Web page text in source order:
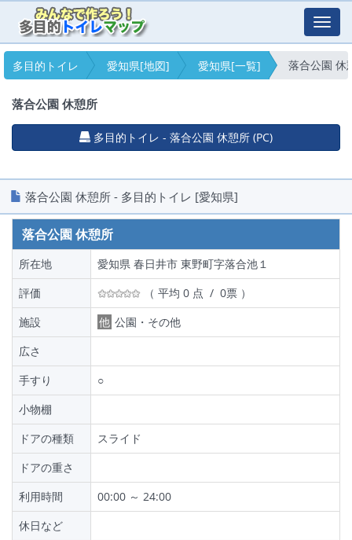
多目的トイレ
愛知県[地図] 愛知県[一覧] 落合公園 休
落合公園 休憩所
多目的トイレ - 落合公園 休憩所 (PC)
落合公園 休憩所 - 多目的トイレ [愛知県]
落合公園 休憩所
所在地
愛知県 春日井市 東野町字落合池１
評価
（ 平均 0 点 / 0票 ）
施設
他 公園・その他
広さ
手すり
○
小物棚
ドアの種類
スライド
ドアの重さ
利用時間
00:00 ～ 24:00
休日など